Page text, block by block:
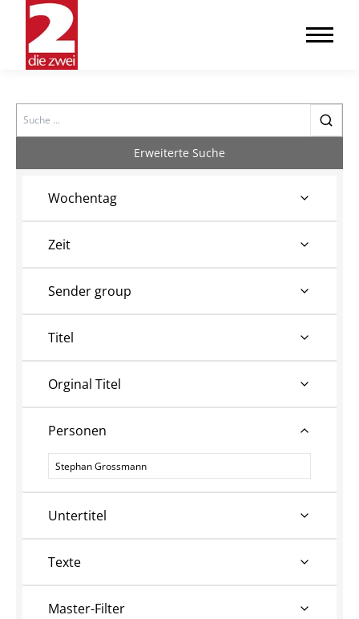
Search
Erweiterte Suche
Wochentag
Zeit
Sender group
Titel
Orginal Titel
Personen
Personen
Untertitel
Texte
Master-Filter